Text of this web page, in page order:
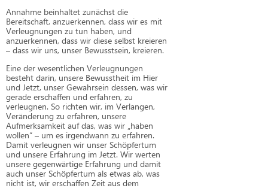
Annahme beinhaltet zunächst die
Bereitschaft, anzuerkennen, dass wir es mit
Verleugnungen zu tun haben, und
anzuerkennen, dass wir diese selbst kreieren
– dass wir uns, unser Bewusstsein, kreieren.
Eine der wesentlichen Verleugnungen
besteht darin, unsere Bewusstheit im Hier
und Jetzt, unser Gewahrsein dessen, was wir
gerade erschaffen und erfahren, zu
verleugnen. So richten wir, im Verlangen,
Veränderung zu erfahren, unsere
Aufmerksamkeit auf das, was wir „haben
wollen“ – um es irgendwann zu erfahren.
Damit verleugnen wir unser Schöpfertum
und unsere Erfahrung im Jetzt. Wir werten
unsere gegenwärtige Erfahrung und damit
auch unser Schöpfertum als etwas ab, was
nicht ist, wir erschaffen Zeit aus dem